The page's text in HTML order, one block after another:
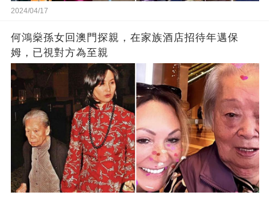
2024/04/17
何鴻燊孫女回澳門探親，在家族酒店招待年邁保
姆，已視對方為至親